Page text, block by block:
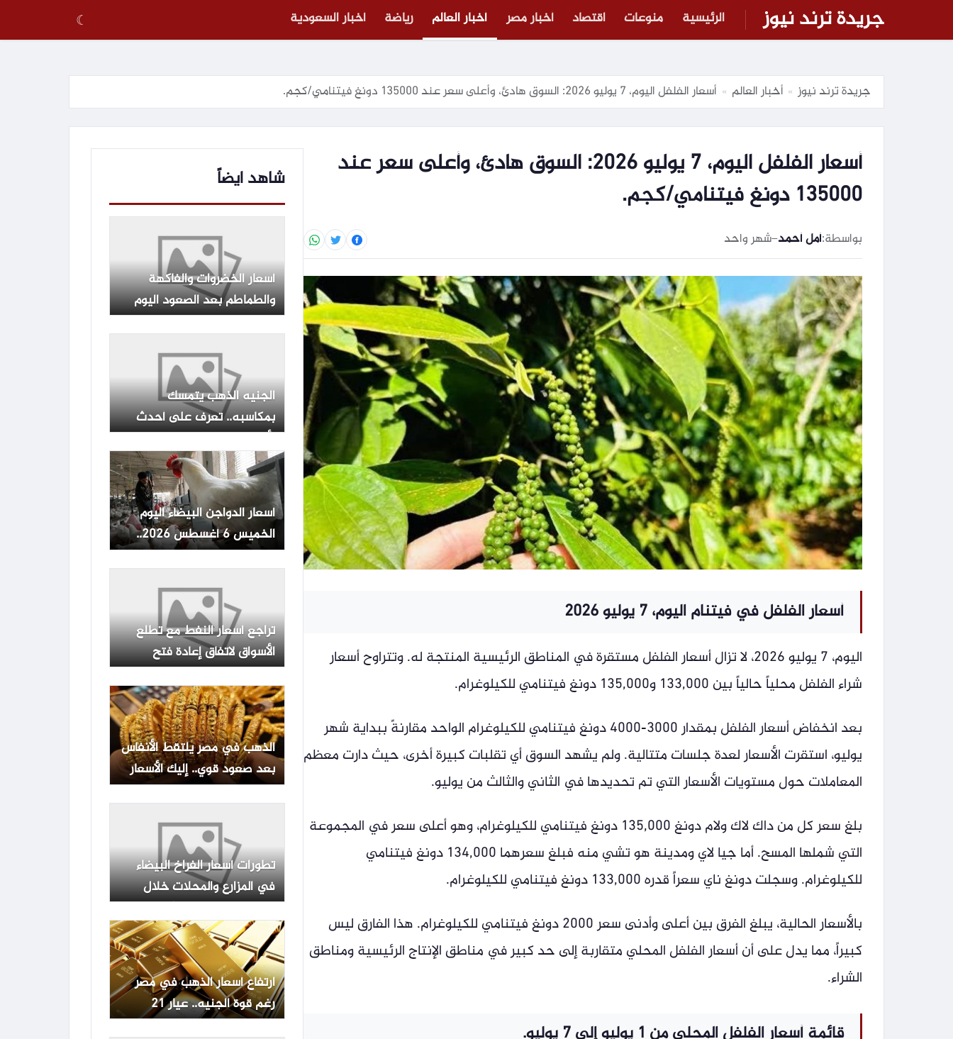
جريدة ترند نيوز الرئيسية منوعات اقتصاد أخبار مصر أخبار العالم رياضة أخبار السعودية ☾
جريدة ترند نيوز » أخبار العالم » أسعار الفلفل اليوم، 7 يوليو 2026: السوق هادئ، وأعلى سعر عند 135000 دونغ فيتنامي/كجم.
أسعار الفلفل اليوم، 7 يوليو 2026: السوق هادئ، وأعلى سعر عند
135000 دونغ فيتنامي/كجم.
بواسطة:أمل أحمد–شهر واحد
أسعار الفلفل في فيتنام اليوم، 7 يوليو 2026
اليوم، 7 يوليو 2026، لا تزال أسعار الفلفل مستقرة في المناطق الرئيسية المنتجة له. وتتراوح أسعار
شراء الفلفل محلياً حالياً بين 133,000 و135,000 دونغ فيتنامي للكيلوغرام.
بعد انخفاض أسعار الفلفل بمقدار 3000-4000 دونغ فيتنامي للكيلوغرام الواحد مقارنةً ببداية شهر
يوليو، استقرت الأسعار لعدة جلسات متتالية. ولم يشهد السوق أي تقلبات كبيرة أخرى، حيث دارت معظم
المعاملات حول مستويات الأسعار التي تم تحديدها في الثاني والثالث من يوليو.
بلغ سعر كل من داك لاك ولام دونغ 135,000 دونغ فيتنامي للكيلوغرام، وهو أعلى سعر في المجموعة
التي شملها المسح. أما جيا لاي ومدينة هو تشي منه فبلغ سعرهما 134,000 دونغ فيتنامي
للكيلوغرام. وسجلت دونغ ناي سعراً قدره 133,000 دونغ فيتنامي للكيلوغرام.
بالأسعار الحالية، يبلغ الفرق بين أعلى وأدنى سعر 2000 دونغ فيتنامي للكيلوغرام. هذا الفارق ليس
كبيراً، مما يدل على أن أسعار الفلفل المحلي متقاربة إلى حد كبير في مناطق الإنتاج الرئيسية ومناطق
الشراء.
شاهد ايضاً
أسعار الخضروات والفاكهة
والطماطم بعد الصعود اليوم
الخميس 6-8-2026 -جريدة
الجنيه الذهب يتمسك
بمكاسبه.. تعرف على أحدث
الأسعار اليوم الخميس 6
أغسطس
أسعار الدواجن البيضاء اليوم
الخميس 6 أغسطس 2026..
بكام الوراك والبانية؟
تراجع أسعار النفط مع تطلع
الأسواق لاتفاق إعادة فتح
مضيق هرمز
الذهب في مصر يلتقط الأنفاس
بعد صعود قوي.. إليك الأسعار
اليوم الخميس
تطورات أسعار الفراخ البيضاء
في المزارع والمحلات خلال
تعاملات الخميس 6 أغسطس
2026
ارتفاع أسعار الذهب في مصر
رغم قوة الجنيه.. عيار 21
يصعد والفجوة السعرية تتراجع